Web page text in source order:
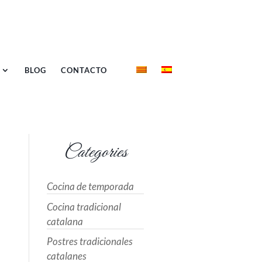
BLOG CONTACTO
Categories
Cocina de temporada
Cocina tradicional
catalana
Postres tradicionales
catalanes